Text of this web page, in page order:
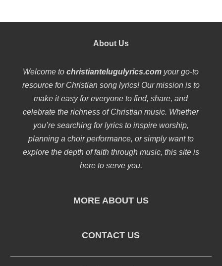
About Us
Welcome tochristiantelugulyrics.com your go-to
resource for Christian song lyrics! Our mission is to
make it easy for everyone to find, share, and
celebrate the richness of Christian music. Whether
you’re searching for lyrics to inspire worship,
planning a choir performance, or simply want to
explore the depth of faith through music, this site is
here to serve you.
MORE ABOUT US
CONTACT US